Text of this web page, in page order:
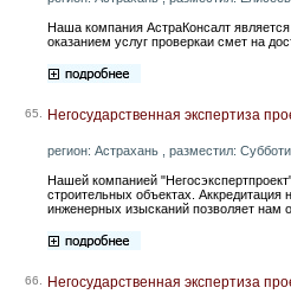
Наша компания АстраКонсалт
оказанием услуг проверкаи смет на
65. Негосударственная экспертиза
регион: Астрахань , разместил:
Нашей компанией
строительных объектах. Аккредитация
инженерных изысканий позволяет нам
66. Негосударственная экспертиза